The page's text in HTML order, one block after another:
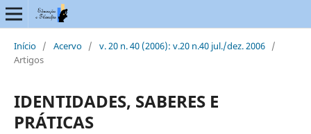
Início / Acervo / v. 20 n. 40 (2006): v.20 n.40 jul./dez. 2006 /
Artigos
IDENTIDADES, SABERES E
PRÁTICAS